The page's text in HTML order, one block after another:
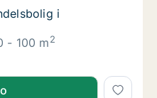
i Storkøbenhavn
i
- 100 m2
i Storkøbenhavn
i Storkøbenhavn